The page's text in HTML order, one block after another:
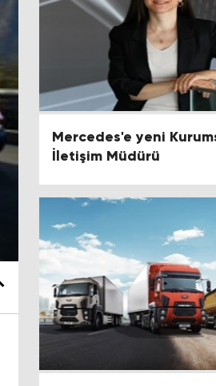
Mercedes'e yeni
İletişim Müdürü